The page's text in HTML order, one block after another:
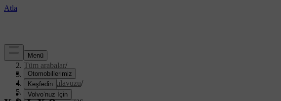
Destek
Tüm arabalar/
XC70 2016/
Kullanıcı kılavuzu/
Infotainment/